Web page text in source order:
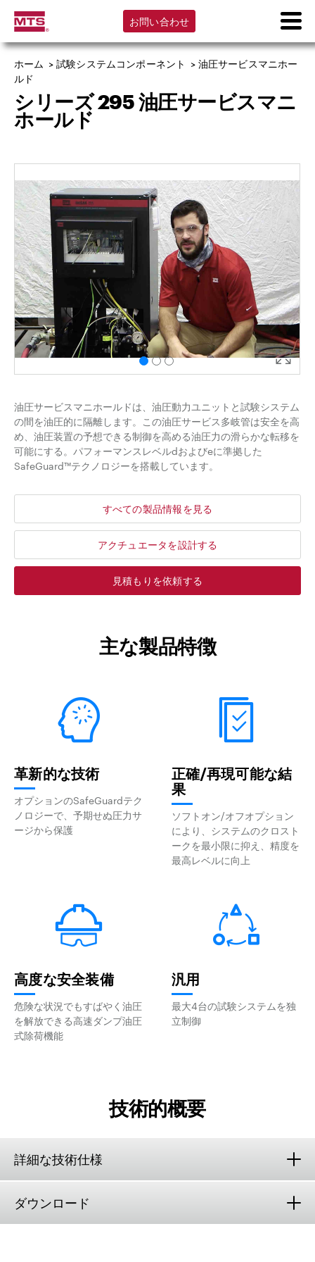
お問い合わせ
ホーム >試験システムコンポーネント > 油圧サービスマニホー
ルド
シリーズ 295 油圧サービスマニ
ホールド
油圧サービスマニホールドは、油圧動力ユニットと試験システム
の間を油圧的に隔離します。この油圧サービス多岐管は安全を高
め、油圧装置の予想できる制御を高める油圧力の滑らかな転移を
可能にする。パフォーマンスレベルdおよびeに準拠した
SafeGuard™テクノロジーを搭載しています。
すべての製品情報を見る
アクチュエータを設計する
見積もりを依頼する
主な製品特徴
革新的な技術
オプションのSafeGuardテク
ノロジーで、予期せぬ圧力サ
ージから保護
正確/再現可能な結
果
ソフトオン/オフオプション
により、システムのクロスト
ークを最小限に抑え、精度を
最高レベルに向上
高度な安全装備
危険な状況でもすばやく油圧
を解放できる高速ダンプ油圧
式除荷機能
汎用
最大4台の試験システムを独
立制御
技術的概要
詳細な技術仕様
ダウンロード